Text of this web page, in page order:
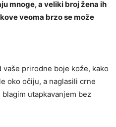
mnoge, a veliki broj žena ih
veoma brzo se može
prirodne boje kože, kako
oko očiju, a naglasili crne
utapkavanjem bez